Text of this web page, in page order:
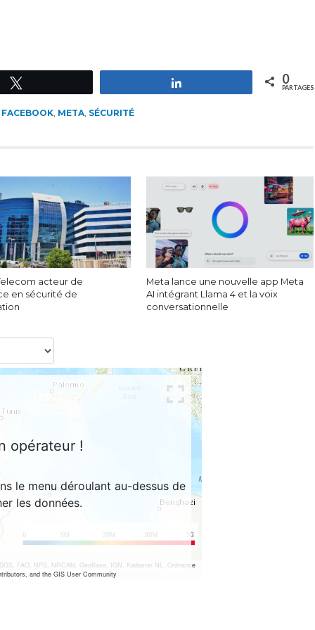
0
PARTAGES
FACEBOOK, META, SÉCURITÉ
acteur de
en sécurité de
Meta lance une nouvelle app Meta
AI intégrant Llama 4 et la voix
conversationnelle